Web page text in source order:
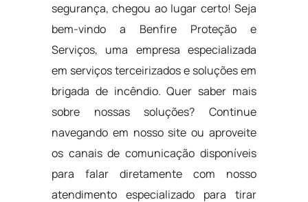
segurança, chegou ao lugar certo! Seja
bem-vindo a Benfire Proteção e
Serviços, uma empresa especializada
em serviços terceirizados e soluções em
brigada de incêndio. Quer saber mais
sobre nossas soluções? Continue
navegando em nosso site ou aproveite
os canais de comunicação disponíveis
para falar diretamente com nosso
atendimento especializado para tirar